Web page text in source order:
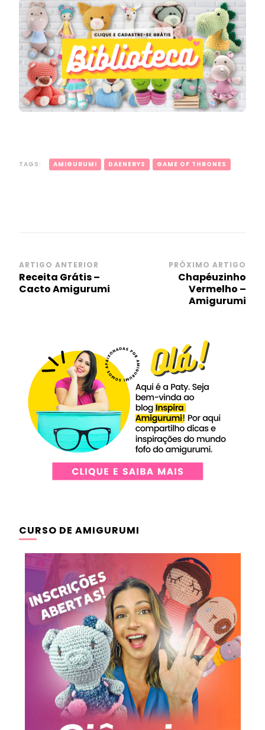
TAGS: AMIGURUMI DAENERYS GAME OF THRONES
Navegação
de
ARTIGO ANTERIOR
Receita Grátis –
Cacto Amigurumi
PRÓXIMO ARTIGO
Chapéuzinho
Vermelho –
Amigurumi
CURSO DE AMIGURUMI